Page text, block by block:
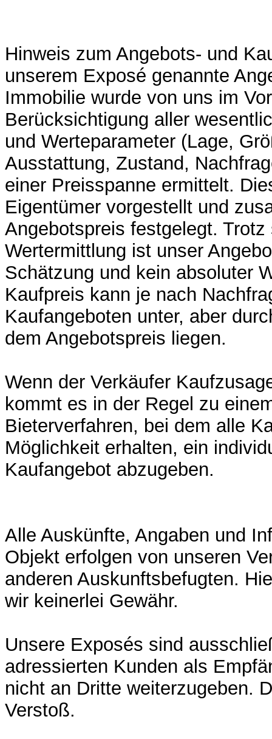
Hinweis zum Angebots- und
unserem Exposé genannte
Immobilie wurde von uns im
Berücksichtigung aller
und Werteparameter (Lage,
Ausstattung, Zustand,
einer Preisspanne ermittelt.
Eigentümer vorgestellt und
Angebotspreis festgelegt. Trotz
Wertermittlung ist unser
Schätzung und kein absoluter
Kaufpreis kann je nach
Kaufangeboten unter, aber
dem Angebotspreis liegen.
Wenn der Verkäufer
kommt es in der Regel zu
Bieterverfahren, bei dem alle
Möglichkeit erhalten, ein
Kaufangebot abzugeben.
Alle Auskünfte, Angaben und
Objekt erfolgen von unseren
anderen Auskunftsbefugten.
wir keinerlei Gewähr.
Unsere Exposés sind
adressierten Kunden als
nicht an Dritte weiterzugeben.
Verstoß.